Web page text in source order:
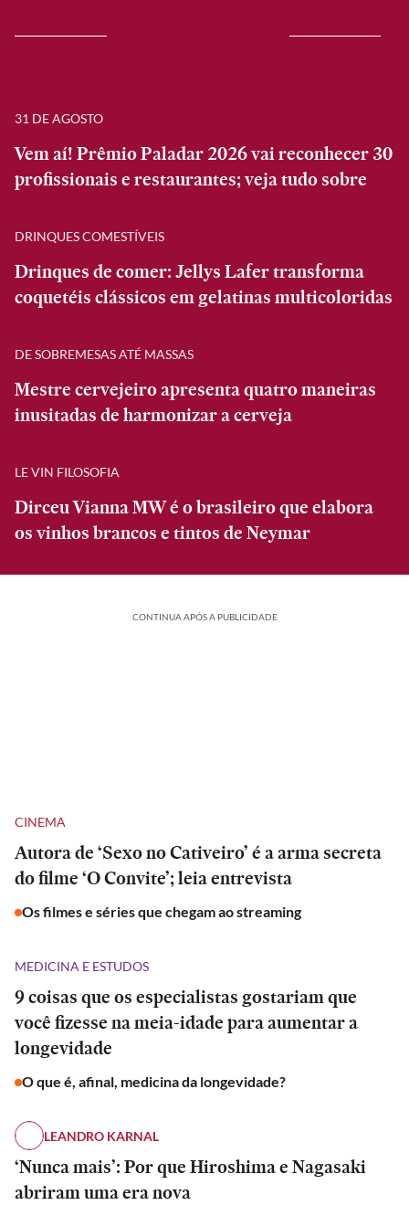
31 DE AGOSTO
Vem aí! Prêmio Paladar 2026 vai reconhecer 30
profissionais e restaurantes; veja tudo sobre
DRINQUES COMESTÍVEIS
Drinques de comer: Jellys Lafer transforma
coquetéis clássicos em gelatinas multicoloridas
DE SOBREMESAS ATÉ MASSAS
Mestre cervejeiro apresenta quatro maneiras
inusitadas de harmonizar a cerveja
LE VIN FILOSOFIA
Dirceu Vianna MW é o brasileiro que elabora
os vinhos brancos e tintos de Neymar
CONTINUA APÓS A PUBLICIDADE
CINEMA
Autora de ‘Sexo no Cativeiro’ é a arma secreta
do filme ‘O Convite’; leia entrevista
Os filmes e séries que chegam ao streaming
MEDICINA E ESTUDOS
9 coisas que os especialistas gostariam que
você fizesse na meia-idade para aumentar a
longevidade
O que é, afinal, medicina da longevidade?
LEANDRO KARNAL
‘Nunca mais’: Por que Hiroshima e Nagasaki
abriram uma era nova